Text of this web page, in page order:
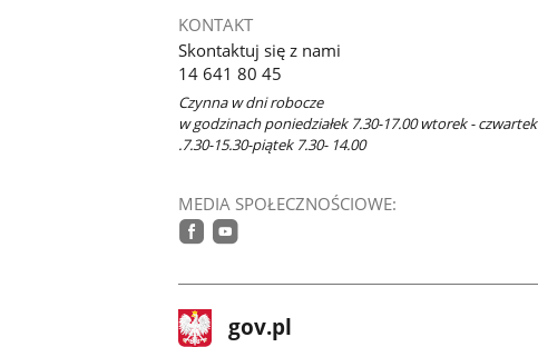
KONTAKT
Skontaktuj się z nami
14 641 80 45
Czynna w dni robocze
w godzinach poniedziałek 7.30-17.00 wtorek - czwartek
.7.30-15.30-piątek 7.30- 14.00
MEDIA SPOŁECZNOŚCIOWE:
stopka
gov.pl Strona
gov.pl